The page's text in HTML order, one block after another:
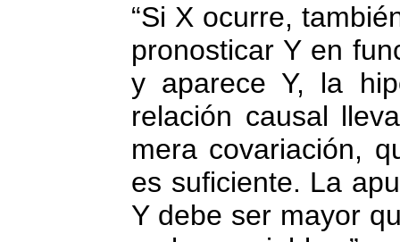
“Si X ocurre,
pronosticar Y en
y aparece Y, la
relación causal
mera covariación,
es suficiente. La
Y debe ser mayor